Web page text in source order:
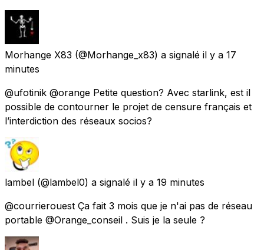
Morhange X83 (@Morhange_x83) a signalé il y a 17
minutes
@ufotinik @orange Petite question? Avec starlink, est il
possible de contourner le projet de censure français et
l’interdiction des réseaux socios?
lambel (@lambel0) a signalé il y a 19 minutes
@courrierouest Ça fait 3 mois que je n'ai pas de réseau
portable @Orange_conseil . Suis je la seule ?